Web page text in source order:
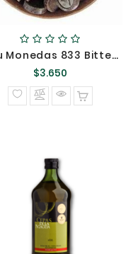
Neu Monedas 833 Bitter 85% Cacao S/A 100 Gr @
$3.650
normal